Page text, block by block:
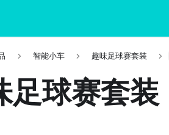
智能小车 趣味足球赛套装
足球赛套装